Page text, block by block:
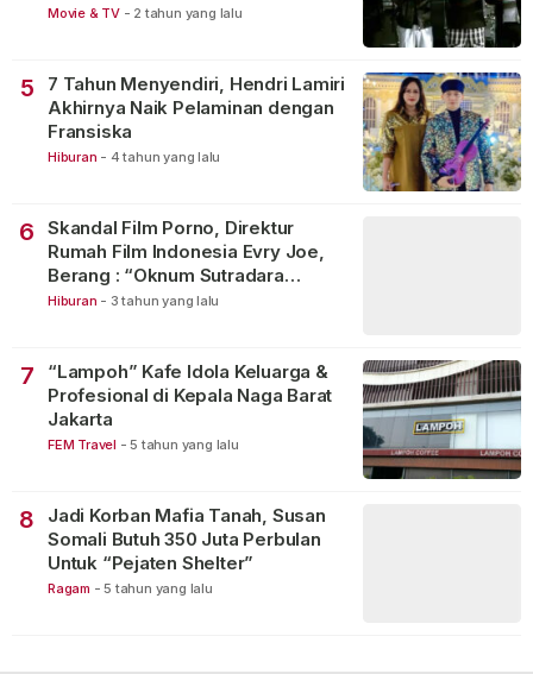
Movie & TV - 2 tahun yang lalu
5
7 Tahun Menyendiri, Hendri Lamiri
Akhirnya Naik Pelaminan dengan
Fransiska
Hiburan - 4 tahun yang lalu
6
Skandal Film Porno, Direktur
Rumah Film Indonesia Evry Joe,
Berang : “Oknum Sutradara
Merusak Perfilman Indonesia”!
Hiburan - 3 tahun yang lalu
7
“Lampoh” Kafe Idola Keluarga &
Profesional di Kepala Naga Barat
Jakarta
FEM Travel - 5 tahun yang lalu
8
Jadi Korban Mafia Tanah, Susan
Somali Butuh 350 Juta Perbulan
Untuk “Pejaten Shelter”
Ragam - 5 tahun yang lalu